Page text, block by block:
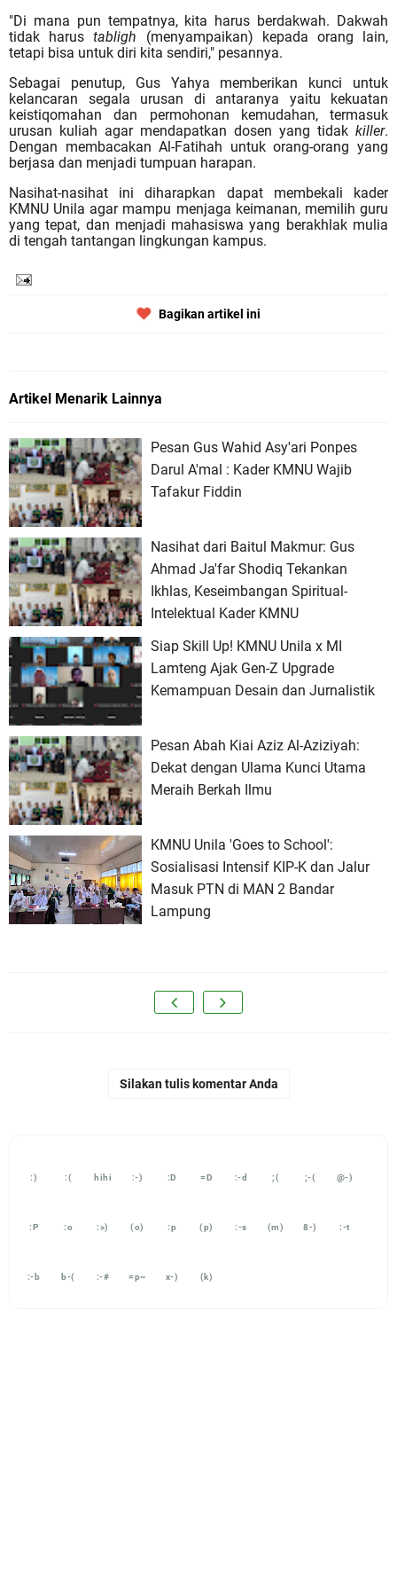
"Di mana pun tempatnya, kita harus berdakwah. Dakwah
tidak harustabligh (menyampaikan) kepada orang lain,
tetapi bisa untuk diri kita sendiri," pesannya.
Sebagai penutup, Gus Yahya memberikan kunci untuk
kelancaran segala urusan di antaranya yaitu kekuatan
keistiqomahan dan permohonan kemudahan, termasuk
urusan kuliah agar mendapatkan dosen yang tidak killer.
Dengan membacakan Al-Fatihah untuk orang-orang yang
berjasa dan menjadi tumpuan harapan.
Nasihat-nasihat ini diharapkan dapat membekali kader
KMNU Unila agar mampu menjaga keimanan, memilih guru
yang tepat, dan menjadi mahasiswa yang berakhlak mulia
di tengah tantangan lingkungan kampus.
Bagikan artikel ini
Artikel Menarik Lainnya
Pesan Gus Wahid Asy'ari Ponpes
Darul A'mal : Kader KMNU Wajib
Tafakur Fiddin
Nasihat dari Baitul Makmur: Gus
Ahmad Ja'far Shodiq Tekankan
Ikhlas, Keseimbangan Spiritual-
Intelektual Kader KMNU
Siap Skill Up! KMNU Unila x MI
Lamteng Ajak Gen-Z Upgrade
Kemampuan Desain dan Jurnalistik
Pesan Abah Kiai Aziz Al-Aziziyah:
Dekat dengan Ulama Kunci Utama
Meraih Berkah Ilmu
KMNU Unila 'Goes to School':
Sosialisasi Intensif KIP-K dan Jalur
Masuk PTN di MAN 2 Bandar
Lampung
Silakan tulis komentar Anda
:) :( hihi :-) :D =D :-d ;( ;-( @-)
:P :o :>) (o) :p (p) :-s (m) 8-) :-t
:-b b-( :-# =p~ x-) (k)